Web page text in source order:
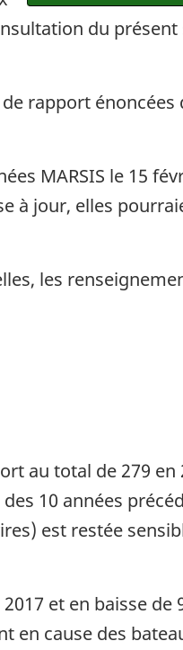
du
rapport énoncées
MARSIS le 15
à jour, elles
les
au total de 279 en
10 années
est restée
et en baisse de
en cause des